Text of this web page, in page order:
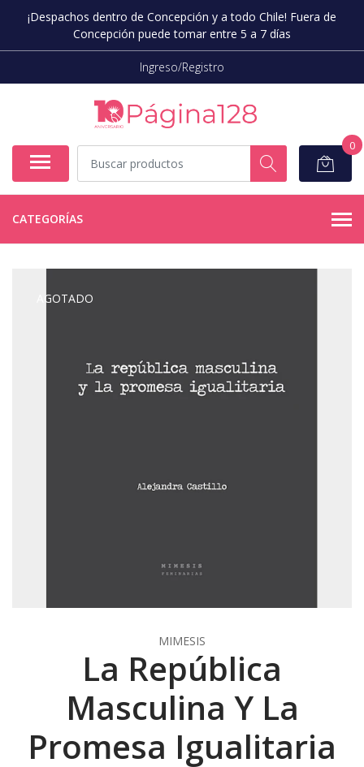
¡Despachos dentro de Concepción y a todo Chile! Fuera de
Concepción puede tomar entre 5 a 7 días
Ingreso/Registro
0
CATEGORÍAS
AGOTADO
MIMESIS
La República
Masculina Y La
Promesa Igualitaria